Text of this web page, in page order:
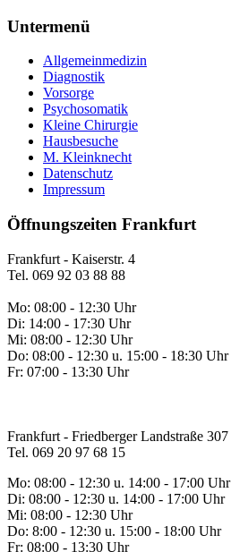
Untermenü
Allgemeinmedizin
Diagnostik
Vorsorge
Psychosomatik
Kleine Chirurgie
Hausbesuche
M. Kleinknecht
Datenschutz
Impressum
Öffnungszeiten Frankfurt
Frankfurt - Kaiserstr. 4
Tel. 069 92 03 88 88
Mo: 08:00 - 12:30 Uhr
Di: 14:00 - 17:30 Uhr
Mi: 08:00 - 12:30 Uhr
Do: 08:00 - 12:30 u. 15:00 - 18:30 Uhr
Fr: 07:00 - 13:30 Uhr
Frankfurt - Friedberger Landstraße 307
Tel. 069 20 97 68 15
Mo: 08:00 - 12:30 u. 14:00 - 17:00 Uhr
Di: 08:00 - 12:30 u. 14:00 - 17:00 Uhr
Mi: 08:00 - 12:30 Uhr
Do: 8:00 - 12:30 u. 15:00 - 18:00 Uhr
Fr: 08:00 - 13:30 Uhr